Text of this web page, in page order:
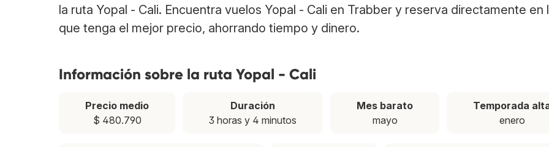
la ruta Yopal - Cali. Encuentra vuelos Yopal - Cali en Trabber y reserva directamente en
que tenga el mejor precio, ahorrando tiempo y dinero.
Información sobre la ruta Yopal - Cali
Precio medio
$ 480.790
Duración
3 horas y 4 minutos
Mes barato
mayo
Temporada
enero